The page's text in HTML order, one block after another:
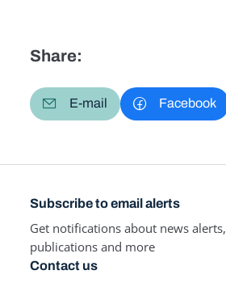
Share:
E-mail Facebook
Subscribe to email alerts
Get notifications about news alerts,
publications and more
Contact us